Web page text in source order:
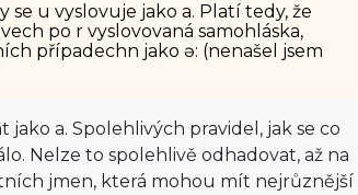
se u vyslovuje jako a. Platí tedy, že
po r vyslovovaná samohláska,
případechn jako ə: (nenašel jsem
jako a. Spolehlivých pravidel, jak se co
Nelze to spolehlivě odhadovat, až na
jmen, která mohou mít nejrůznější